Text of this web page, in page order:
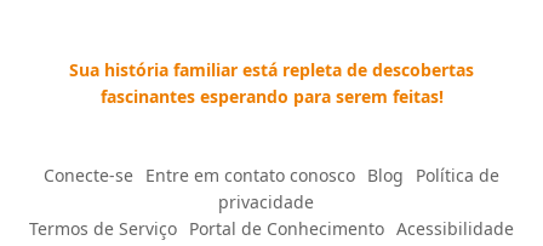
Sua história familiar está repleta de descobertas
fascinantes esperando para serem feitas!
Conecte-se Entre em contato conosco Blog
Política de
privacidade--
Termos de Serviço Portal de Conhecimento Acessibilidade